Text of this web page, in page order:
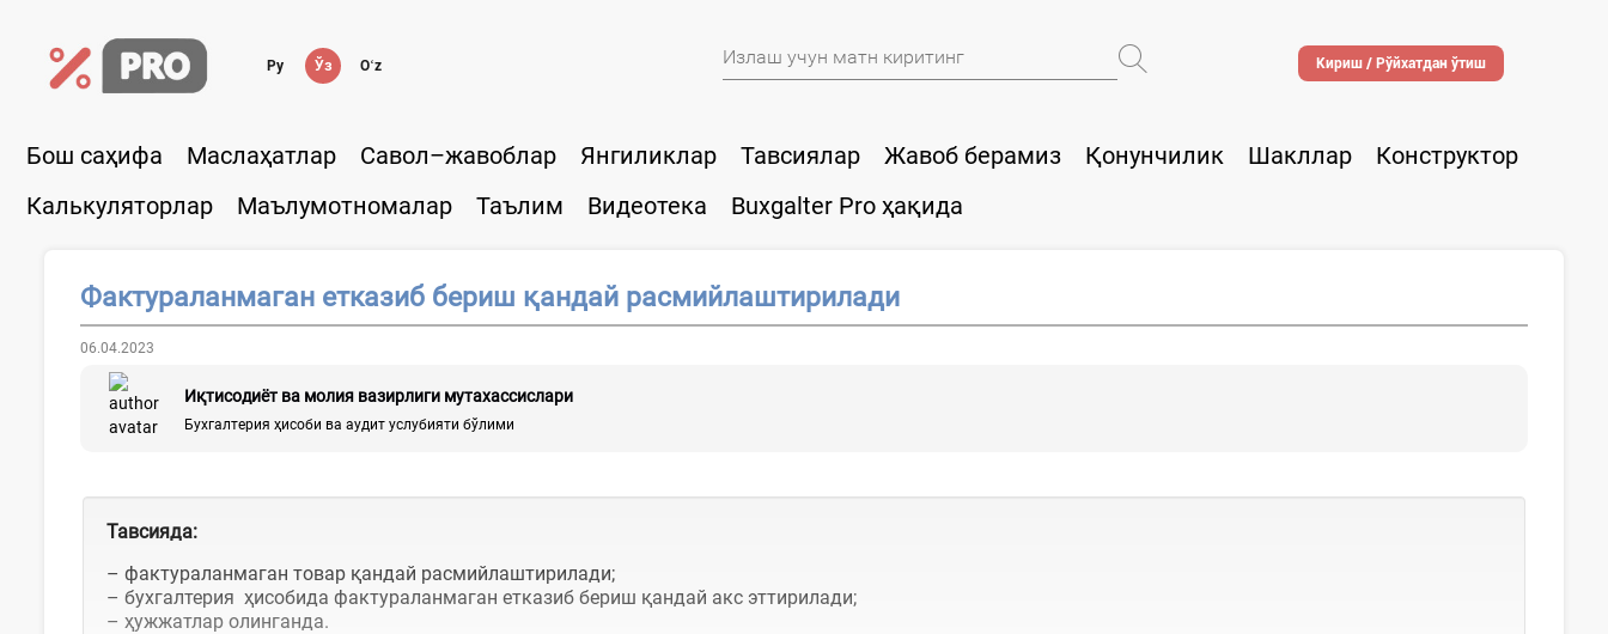
Ру Ўз Oʻz Кириш / Рўйхатдан ўтиш
Бош саҳифа Маслаҳатлар Савол–жавоблар Янгиликлар Тавсиялар Жавоб берамиз Қонунчилик Шакллар
Конструктор
Калькуляторлар
Маълумотномалар Таълим Видеотека Buxgalter Pro ҳақида
Фактураланмаган етказиб бериш қандай расмийлаштирилади
06.04.2023
Иқтисодиёт ва молия вазирлиги мутахассислари
Бухгалтерия ҳисоби ва аудит услубияти бўлими
Тавсияда:
– фактураланмаган товар қандай расмийлаштирилади;
– бухгалтерия ҳисобида фактураланмаган етказиб бериш қандай акс эттирилади;
– ҳужжатлар олинганда.